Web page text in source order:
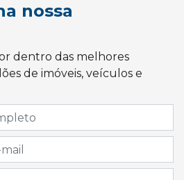
nossa
dentro das melhores
de imóveis, veículos e